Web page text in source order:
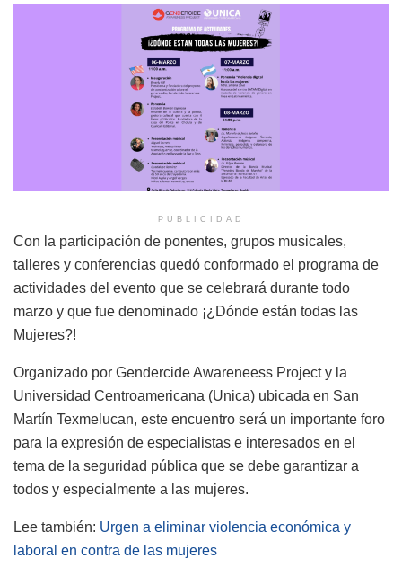
PUBLICIDAD
Con la participación de ponentes, grupos musicales,
talleres y conferencias quedó conformado el programa de
actividades del evento que se celebrará durante todo
marzo y que fue denominado ¡¿Dónde están todas las
Mujeres?!
Organizado por Gendercide Awareneess Project y la
Universidad Centroamericana (Unica) ubicada en San
Martín Texmelucan, este encuentro será un importante foro
para la expresión de especialistas e interesados en el
tema de la seguridad pública que se debe garantizar a
todos y especialmente a las mujeres.
Lee también: Urgen a eliminar violencia económica y
laboral en contra de las mujeres